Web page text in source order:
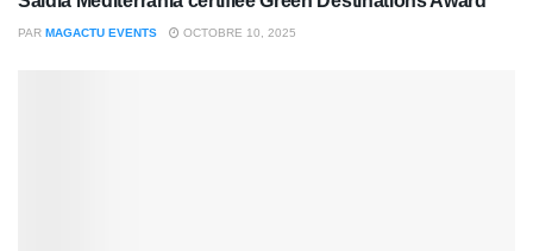
PAR MAGACTU EVENTS OCTOBRE 10, 2025